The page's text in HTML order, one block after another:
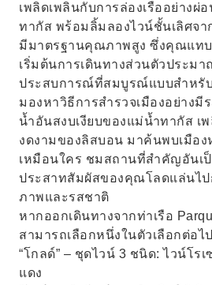
เพลิดเพลินกับการล่องเรืออย่างผ่
ทากัส พร้อมลิ้มลองไวน์ชั้นเลิศจา
มีมาตรฐานคุณภาพสูง ซึ่งคุณแท
เริ่มต้นการเดินทางส่วนตัวประมา
ประสบการณ์ที่สมบูรณ์แบบสำหรั
มองหาวิธีการสำรวจเมืองอย่างมี
น้ำอันสงบเงียบของแม่น้ำทากัส เ
งดงามของลิสบอน มาค้นพบเมือ
เหมือนใคร ชมสถานที่สำคัญอันเ
ประสาทสัมผัสของคุณโลดแล่นไป
ภาพและรสชาติ
หากออกเดินทางจากท่าเรือ
สามารถเลือกหนึ่งในตัวเลือกต่อไ
“โกลด์” – ชุดไวน์ 3 ชนิด: ไวน์โร
แดง